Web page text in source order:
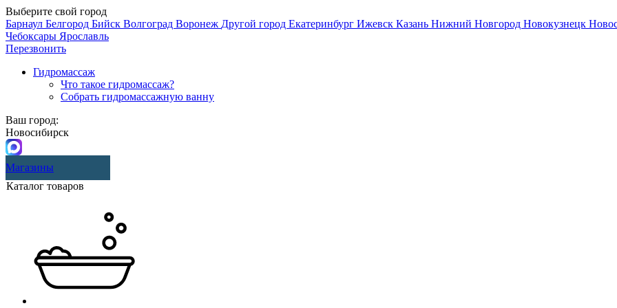
Выберите свой город
Барнаул Белгород Бийск Волгоград Воронеж Другой город Екатеринбург Ижевск Казань Нижний Новгород Новокузнецк
Чебоксары Ярославль
Перезвонить
Гидромассаж
Что такое гидромассаж?
Собрать гидромассажную ванну
Ваш город:
Новосибирск
Магазины
Каталог товаров